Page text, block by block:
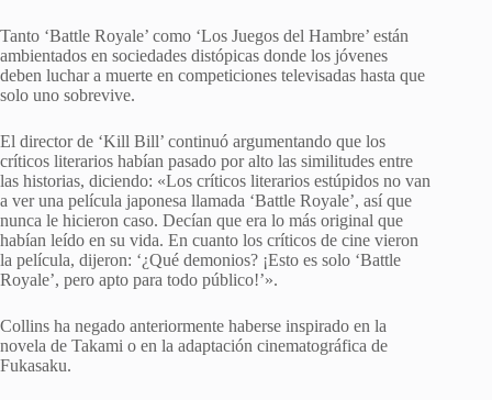
Tanto ‘Battle Royale’ como ‘Los Juegos del Hambre’ están
ambientados en sociedades distópicas donde los jóvenes
deben luchar a muerte en competiciones televisadas hasta que
solo uno sobrevive.
El director de ‘Kill Bill’ continuó argumentando que los
críticos literarios habían pasado por alto las similitudes entre
las historias, diciendo: «Los críticos literarios estúpidos no van
a ver una película japonesa llamada ‘Battle Royale’, así que
nunca le hicieron caso. Decían que era lo más original que
habían leído en su vida. En cuanto los críticos de cine vieron
la película, dijeron: ‘¿Qué demonios? ¡Esto es solo ‘Battle
Royale’, pero apto para todo público!’».
Collins ha negado anteriormente haberse inspirado en la
novela de Takami o en la adaptación cinematográfica de
Fukasaku.